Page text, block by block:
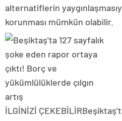
alternatiflerin
korunması mümkün olabilir.
İLGİNİZİ ÇEKEBİLİR